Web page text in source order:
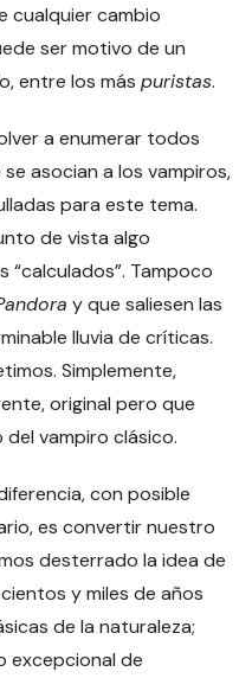
cualquier cambio
ser motivo de un
entre los máspuristas.
a enumerar todos
asocian a los vampiros,
para este tema.
de vista algo
Tampoco
y que saliesen las
lluvia de críticas.
Simplemente,
original pero que
vampiro clásico.
con posible
es convertir nuestro
desterrado la idea de
y miles de años
de la naturaleza;
excepcional de